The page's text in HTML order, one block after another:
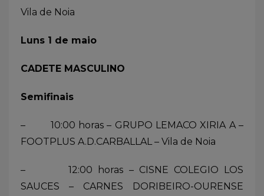
Vila de Noia
Luns 1 de maio
CADETE MASCULINO
Semifinais
– 10:00 horas – GRUPO LEMACO XIRIA A –
FOOTPLUS A.D.CARBALLAL – Vila de Noia
– 12:00 horas – CISNE COLEGIO LOS
SAUCES – CARNES DORIBEIRO-OURENSE